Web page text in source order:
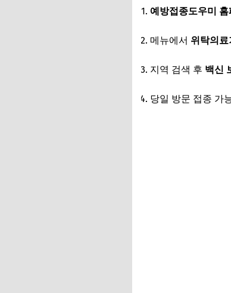
예방접종도우미
메뉴에서 위탁의료
지역 검색 후 백신
당일 방문 접종 가